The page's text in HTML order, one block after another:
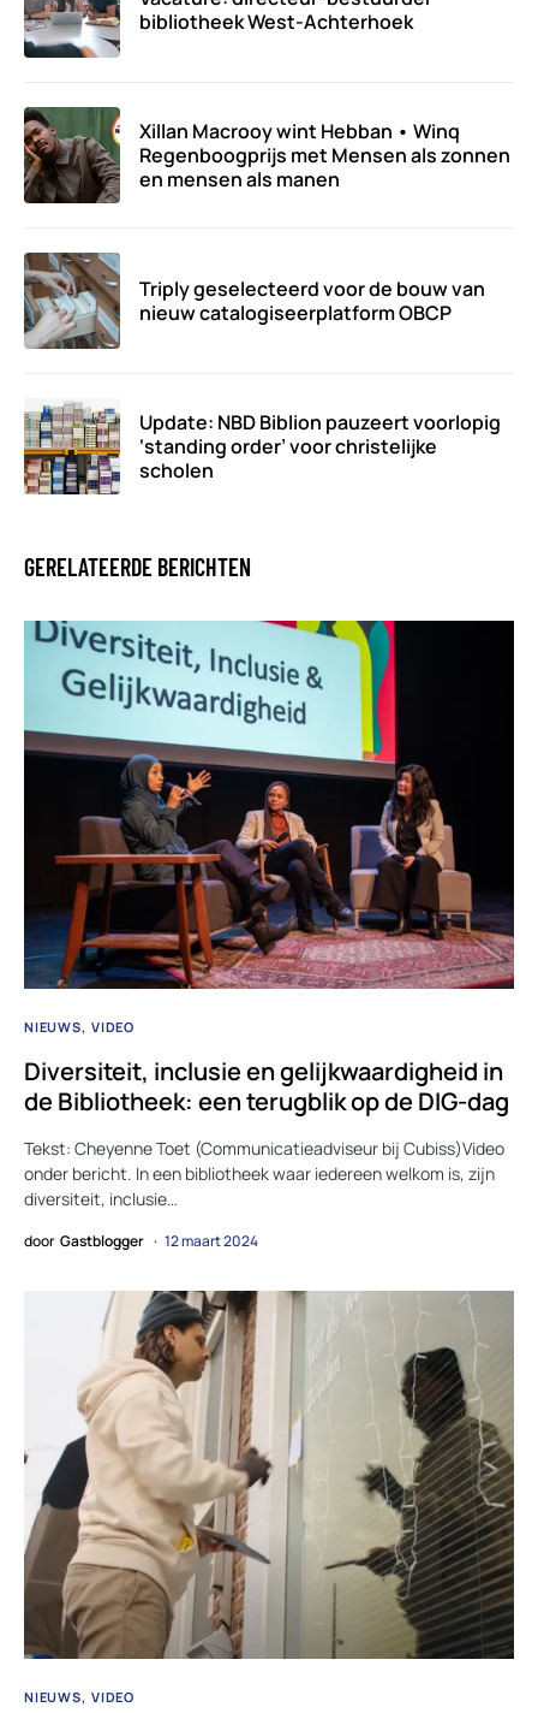
bibliotheek West-Achterhoek
Xillan Macrooy wint Hebban • Winq
Regenboogprijs met Mensen als zonnen
en mensen als manen
Triply geselecteerd voor de bouw van
nieuw catalogiseerplatform OBCP
Update: NBD Biblion pauzeert voorlopig
‘standing order’ voor christelijke
scholen
GERELATEERDE BERICHTEN
NIEUWS VIDEO
Diversiteit, inclusie en gelijkwaardigheid in
de Bibliotheek: een terugblik op de DIG-dag
Tekst: Cheyenne Toet (Communicatieadviseur bij Cubiss)Video
onder bericht. In een bibliotheek waar iedereen welkom is, zijn
diversiteit, inclusie…
door Gastblogger 12 maart 2024
NIEUWS VIDEO